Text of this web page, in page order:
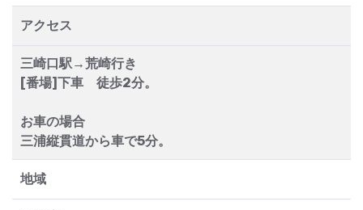
アクセス
三崎口駅→荒崎行き
[番場]下車 徒歩2分。
お車の場合
三浦縦貫道から車で5分。
地域